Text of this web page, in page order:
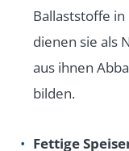
Ballaststoffe
dienen sie als
aus ihnen
bilden.
Fettige